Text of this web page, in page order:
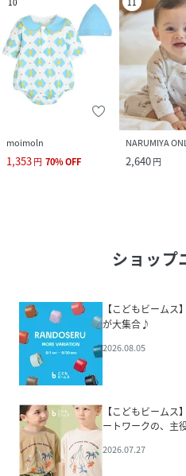
moimoln
1,353円 70%OFF
NARUMIYA
2,640円
ショップ
【こどもビーム
が大集合♪
2026.08.05
【こどもビーム
ートワークの、主
2026.07.27